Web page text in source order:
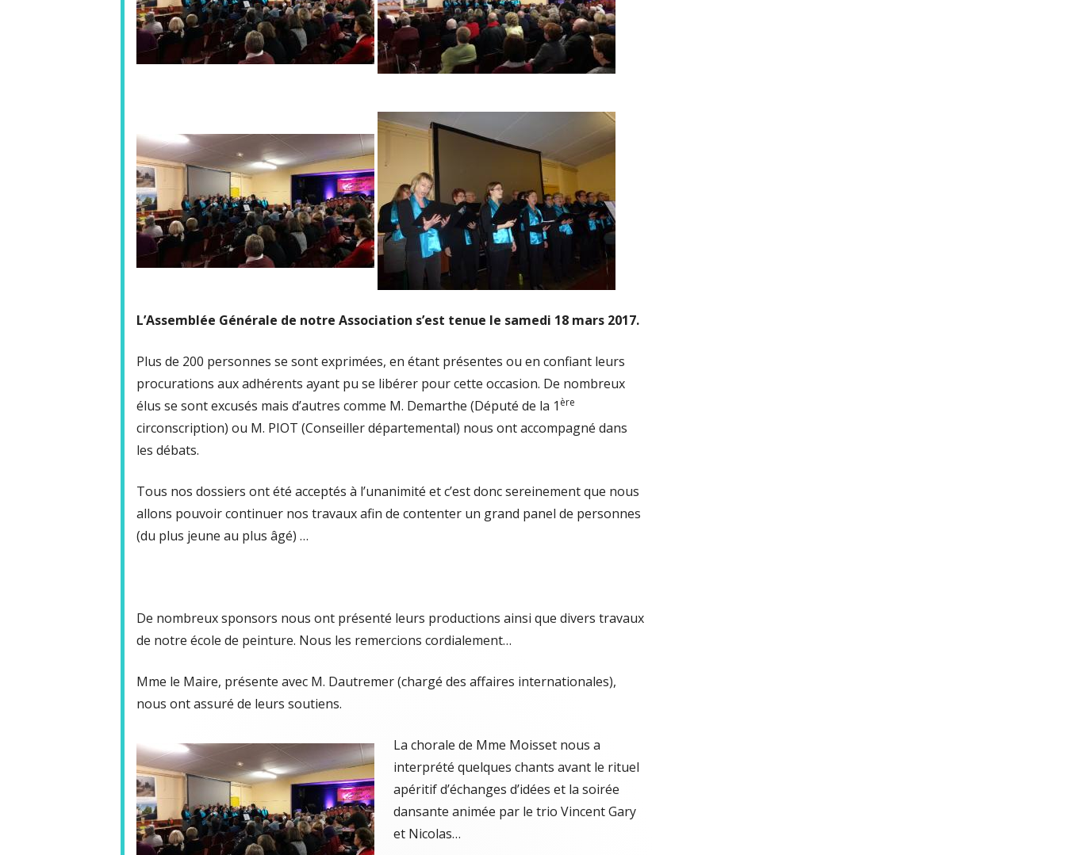
L’Assemblée Générale de notre Association s’est tenue le samedi 18 mars 2017.
Plus de 200 personnes se sont exprimées, en étant présentes ou en confiant leurs
procurations aux adhérents ayant pu se libérer pour cette occasion. De nombreux
élus se sont excusés mais d’autres comme M. Demarthe (Député de la 1 ère
circonscription) ou M. PIOT (Conseiller départemental) nous ont accompagné dans
les débats.
Tous nos dossiers ont été acceptés à l’unanimité et c’est donc sereinement que nous
allons pouvoir continuer nos travaux afin de contenter un grand panel de personnes
(du plus jeune au plus âgé) …
De nombreux sponsors nous ont présenté leurs productions ainsi que divers travaux
de notre école de peinture. Nous les remercions cordialement…
Mme le Maire, présente avec M. Dautremer (chargé des affaires internationales),
nous ont assuré de leurs soutiens.
La chorale de Mme Moisset nous a
interprété quelques chants avant le rituel
apéritif d’échanges d’idées et la soirée
dansante animée par le trio Vincent Gary
et Nicolas…